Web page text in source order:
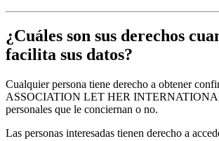
¿Cuáles son sus derechos
facilita sus datos?
Cualquier persona tiene derecho a obtener
ASSOCIATION LET HER INTERNATIONAL
personales que le conciernan o no.
Las personas interesadas tienen derecho a